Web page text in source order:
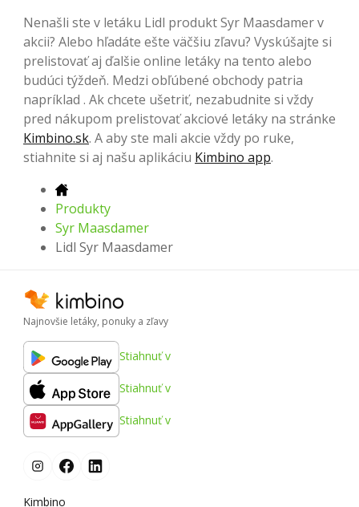
Nenašli ste v letáku Lidl produkt Syr Maasdamer v
akcii? Alebo hľadáte ešte väčšiu zľavu? Vyskúšajte si
prelistovať aj ďalšie online letáky na tento alebo
budúci týždeň. Medzi obľúbené obchody patria
napríklad . Ak chcete ušetriť, nezabudnite si vždy
pred nákupom prelistovať akciové letáky na stránke
Kimbino.sk. A aby ste mali akcie vždy po ruke,
stiahnite si aj našu aplikáciu Kimbino app.
Produkty
Syr Maasdamer
Lidl Syr Maasdamer
Najnovšie letáky, ponuky a zľavy
Stiahnuť v
Stiahnuť v
Stiahnuť v
Kimbino